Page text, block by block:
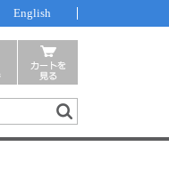
English